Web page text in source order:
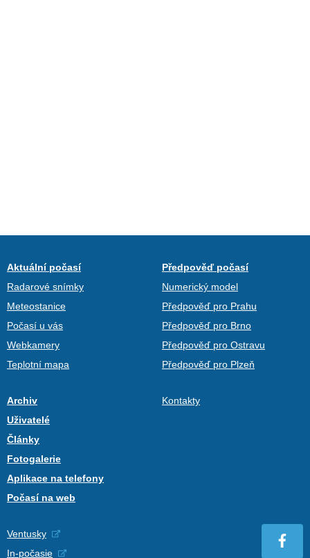
Aktuální počasí
Radarové snímky
Meteostanice
Počasí u vás
Webkamery
Teplotní mapa
Předpověď počasí
Numerický model
Předpověď pro Prahu
Předpověď pro Brno
Předpověď pro Ostravu
Předpověď pro Plzeň
Archiv
Uživatelé
Články
Fotogalerie
Aplikace na telefony
Počasí na web
Kontakty
Ventusky
In-počasie